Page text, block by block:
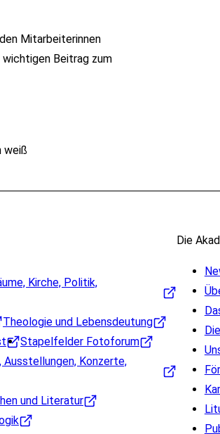
Mitarbeiterinnen
wichtigen Beitrag zum
Kirche, Politik,
Theologie und Lebensdeutung
Stapelfelder Fotoforum
Ausstellungen, Konzerte,
und Literatur
Die